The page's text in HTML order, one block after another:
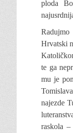
ploda
Hrvatski
te ga
mu je
najezde
raskola